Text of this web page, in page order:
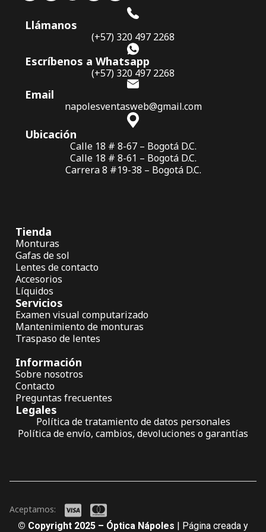
Llámanos
(+57) 320 497 2268
Escríbenos a Whatsapp
(+57) 320 497 2268
Email
napolesventasweb@gmail.com
Ubicación
Calle 18 # 8-67 – Bogotá D.C.
Calle 18 # 8-61 – Bogotá D.C.
Carrera 8 #19-38 – Bogotá D.C.
Tienda
Monturas
Gafas de sol
Lentes de contacto
Accesorios
Líquidos
Servicios
Examen visual computarizado
Mantenimiento de monturas
Traspaso de lentes
Información
Sobre nosotros
Contacto
Preguntas frecuentes
Legales
Política de tratamiento de datos personales
Política de envío, cambios, devoluciones o garantías
© Copyright 2025 – Óptica Nápoles | Página creada y
Aceptamos: